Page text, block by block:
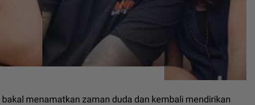
menamatkan zaman duda dan kembali mendirikan